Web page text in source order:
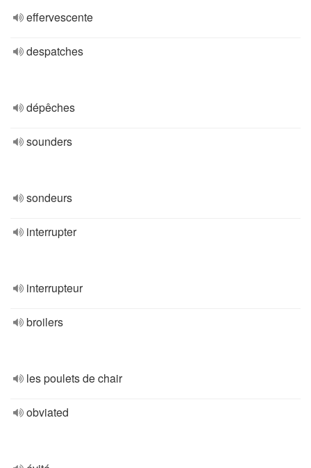
effervescente
despatches
dépêches
sounders
sondeurs
interrupter
interrupteur
broilers
les poulets de chair
obviated